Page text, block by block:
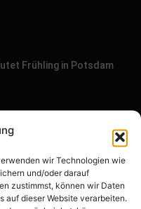
wir Technologien wie
und/oder darauf
zustimmst, können wir Daten
auf dieser Website verarbeiten.
Frühling in Potsdam
an der Adria